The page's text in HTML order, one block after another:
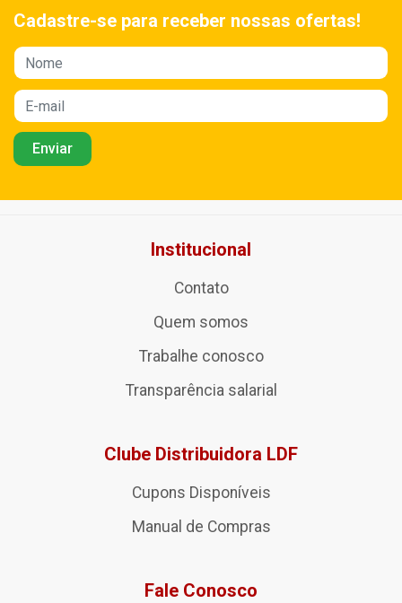
Cadastre-se para receber nossas ofertas!
Institucional
Contato
Quem somos
Trabalhe conosco
Transparência salarial
Clube Distribuidora LDF
Cupons Disponíveis
Manual de Compras
Fale Conosco